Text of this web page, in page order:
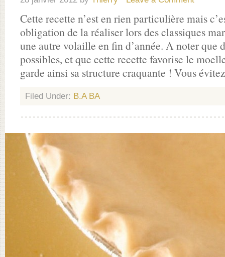
Cette recette n’est en rien particulière mais
obligation de la réaliser lors des classiques
une autre volaille en fin d’année. A noter que
possibles, et que cette recette favorise le
garde ainsi sa structure craquante ! Vous
Filed Under: B.A BA